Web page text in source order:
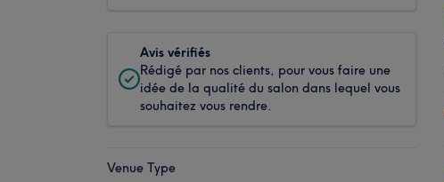
Avis vérifiés
Rédigé par nos clients, pour vous faire une
idée de la qualité du salon dans lequel vous
souhaitez vous rendre.
Venue Type